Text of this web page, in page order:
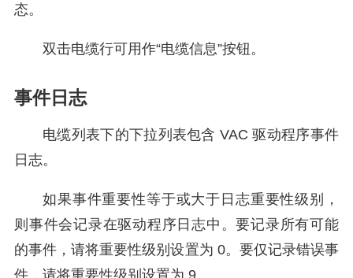
态。
双击电缆行可用作“电缆信息”按钮。
事件日志
电缆列表下的下拉列表包含 VAC 驱动程序事件
日志。
如果事件重要性等于或大于日志重要性级别，
则事件会记录在驱动程序日志中。要记录所有可能
的事件，请将重要性级别设置为 0。要仅记录错误事